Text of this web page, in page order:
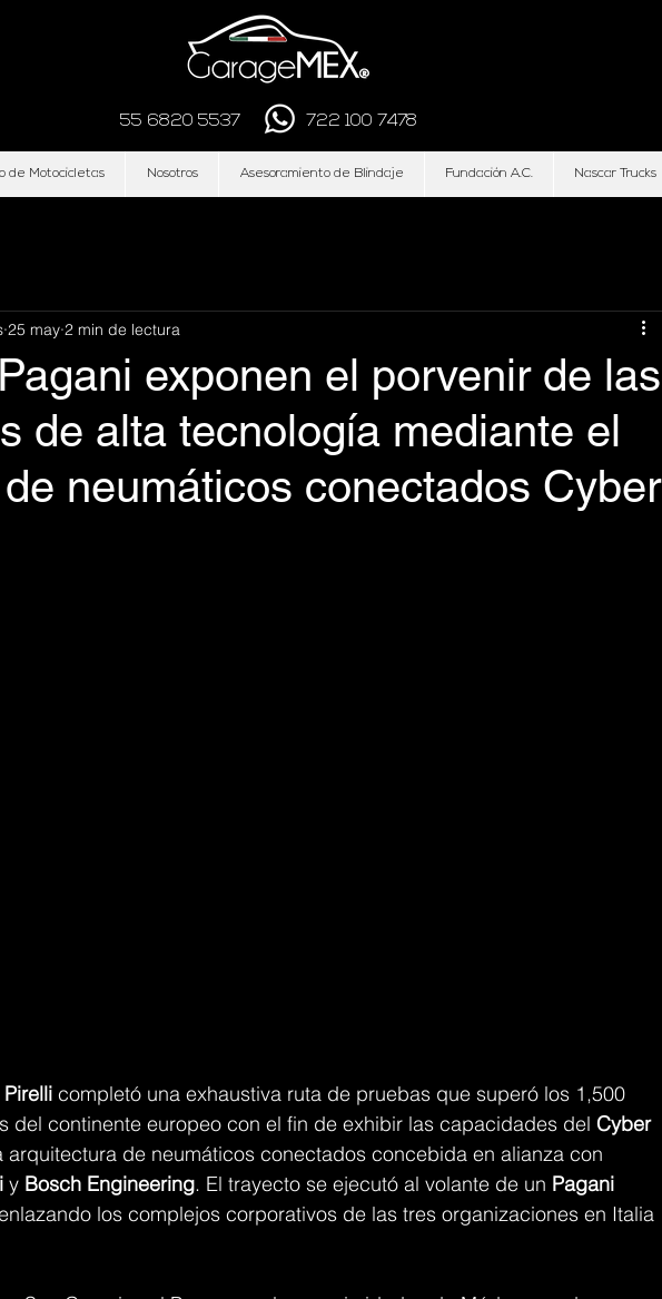
55 6820 5537 722 100 7478
de Motocicletas Nosotros Asesoramiento de Blindaje Fundación A.C. Nascar Trucks
exponen el porvenir de las
de alta tecnología mediante el
neumáticos conectados Cyber
25 may 2 min de lectura
Pirelli completó una exhaustiva ruta de pruebas que superó los 1,500
del continente europeo con el fin de exhibir las capacidades del Cyber
arquitectura de neumáticos conectados concebida en alianza con
y Bosch Engineering. El trayecto se ejecutó al volante de un Pagani
los complejos corporativos de las tres organizaciones en Italia